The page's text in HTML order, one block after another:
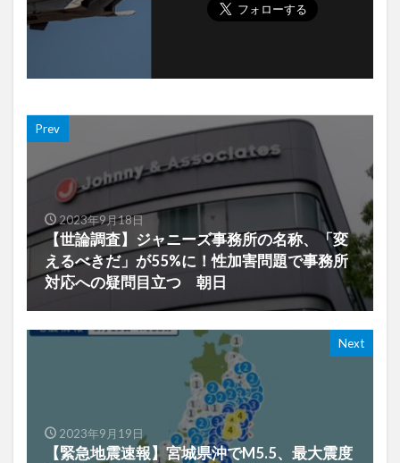
Prev
2023年9月18日
【世論調査】ジャニーズ事務所の名称、「変
えるべきだ」が55%に！性加害問題で事務所
対応への疑問目立つ 朝日
Next
2023年9月19日
【緊急地震速報】宮城県沖でM5.5、最大震度